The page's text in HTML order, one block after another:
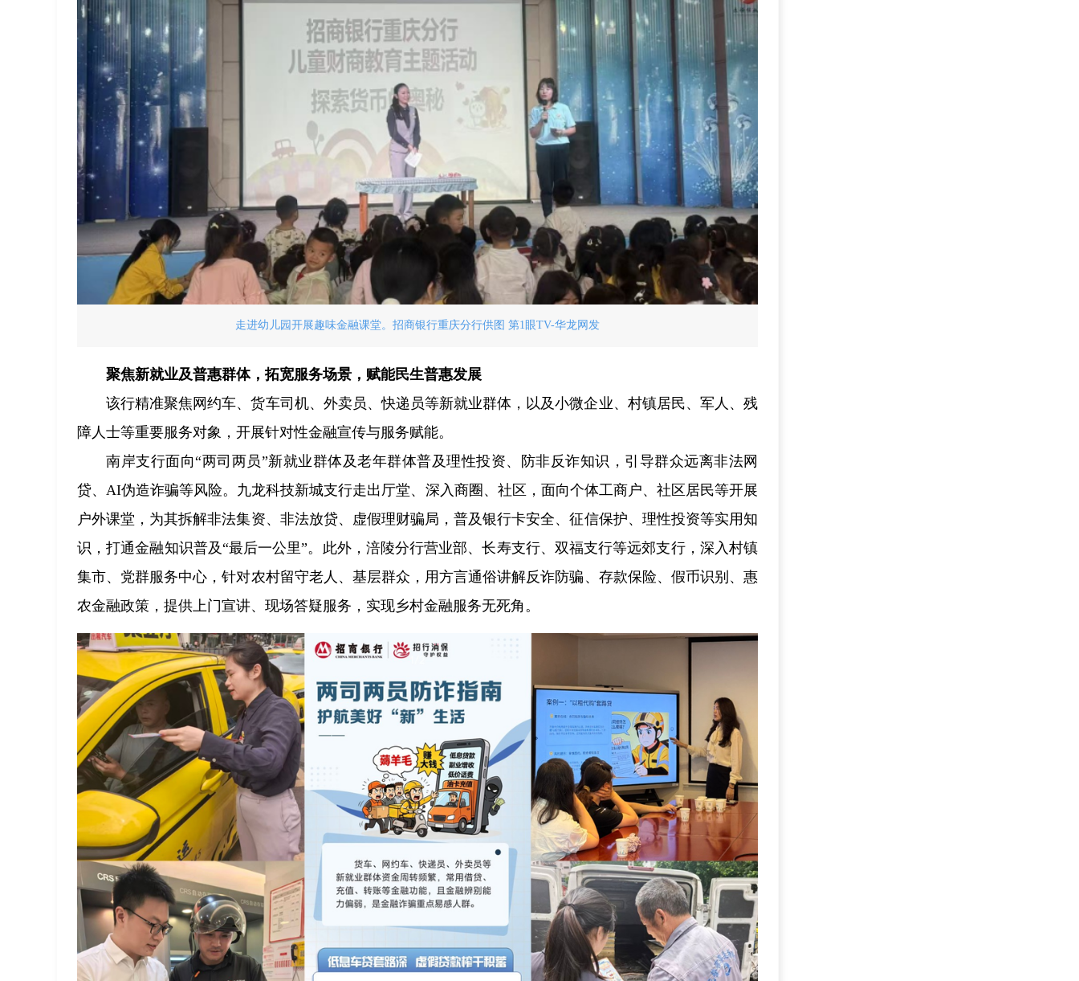
走进幼儿园开展趣味金融课堂。招商银行重庆分行供图 第1眼TV-华龙网发
聚焦新就业及普惠群体，拓宽服务场景，赋能民生普惠发展
该行精准聚焦网约车、货车司机、外卖员、快递员等新就业群体，以及小微企业、村镇居民、军人、残
障人士等重要服务对象，开展针对性金融宣传与服务赋能。
南岸支行面向“两司两员”新就业群体及老年群体普及理性投资、防非反诈知识，引导群众远离非法网
贷、AI伪造诈骗等风险。九龙科技新城支行走出厅堂、深入商圈、社区，面向个体工商户、社区居民等开展
户外课堂，为其拆解非法集资、非法放贷、虚假理财骗局，普及银行卡安全、征信保护、理性投资等实用知
识，打通金融知识普及“最后一公里”。此外，涪陵分行营业部、长寿支行、双福支行等远郊支行，深入村镇
集市、党群服务中心，针对农村留守老人、基层群众，用方言通俗讲解反诈防骗、存款保险、假币识别、惠
农金融政策，提供上门宣讲、现场答疑服务，实现乡村金融服务无死角。